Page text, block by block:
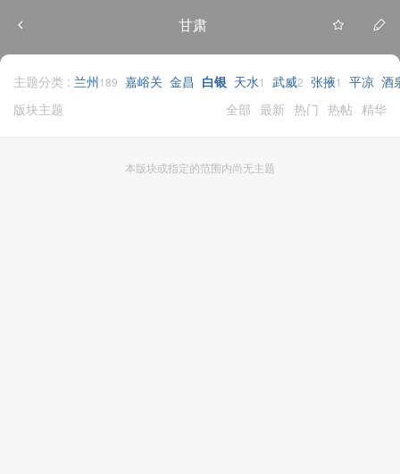
甘肃
主题分类 : 兰州189 嘉峪关 金昌 白银 天水1 武威2 张掖1 平凉 酒
版块主题
全部 最新 热门 热帖 精华
本版块或指定的范围内尚无主题